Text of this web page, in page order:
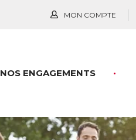
MON COMPTE
NOS ENGAGEMENTS